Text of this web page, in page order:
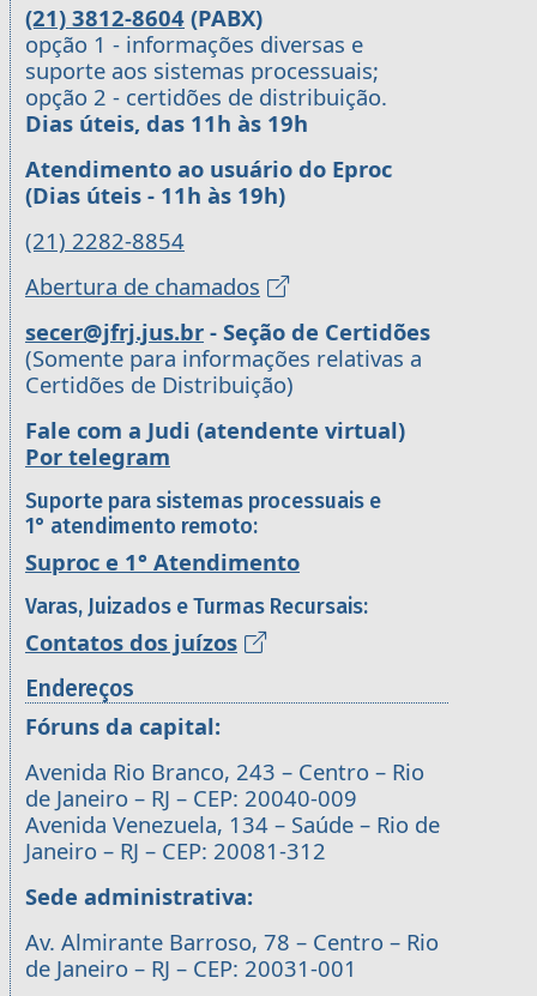
(21) 3812-8604 (PABX)
opção 1 - informações diversas e
suporte aos sistemas processuais;
opção 2 - certidões de distribuição.
Dias úteis, das 11h às 19h
Atendimento ao usuário do Eproc
(Dias úteis - 11h às 19h)
(21) 2282-8854
Abertura de chamados
secer@jfrj.jus.br - Seção de Certidões
(Somente para informações relativas a
Certidões de Distribuição)
Fale com a Judi (atendente virtual)
Por telegram
Suporte para sistemas processuais e
1° atendimento remoto:
Suproc e 1° Atendimento
Varas, Juizados e Turmas Recursais:
Contatos dos juízos
Endereços
Fóruns da capital:
Avenida Rio Branco, 243 – Centro – Rio
de Janeiro – RJ – CEP: 20040-009
Avenida Venezuela, 134 – Saúde – Rio de
Janeiro – RJ – CEP: 20081-312
Sede administrativa:
Av. Almirante Barroso, 78 – Centro – Rio
de Janeiro – RJ – CEP: 20031-001